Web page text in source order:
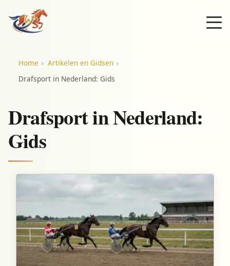
Home
Artikelen en Gidsen
Drafsport in Nederland: Gids
Drafsport in Nederland:
Gids